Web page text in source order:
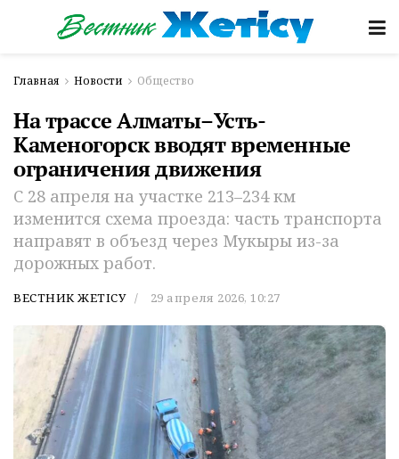
Главная Новости Общество
На трассе Алматы–Усть-
Каменогорск вводят временные
ограничения движения
С 28 апреля на участке 213–234 км
изменится схема проезда: часть транспорта
направят в объезд через Мукыры из-за
дорожных работ.
ВЕСТНИК ЖЕТІСУ 29 апреля 2026, 10:27